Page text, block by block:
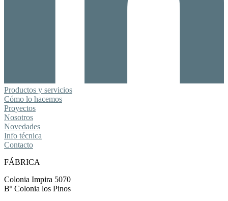
Productos y servicios
Cómo lo hacemos
Proyectos
Nosotros
Novedades
Info técnica
Contacto
FÁBRICA
Colonia Impira 5070
Bº Colonia los Pinos